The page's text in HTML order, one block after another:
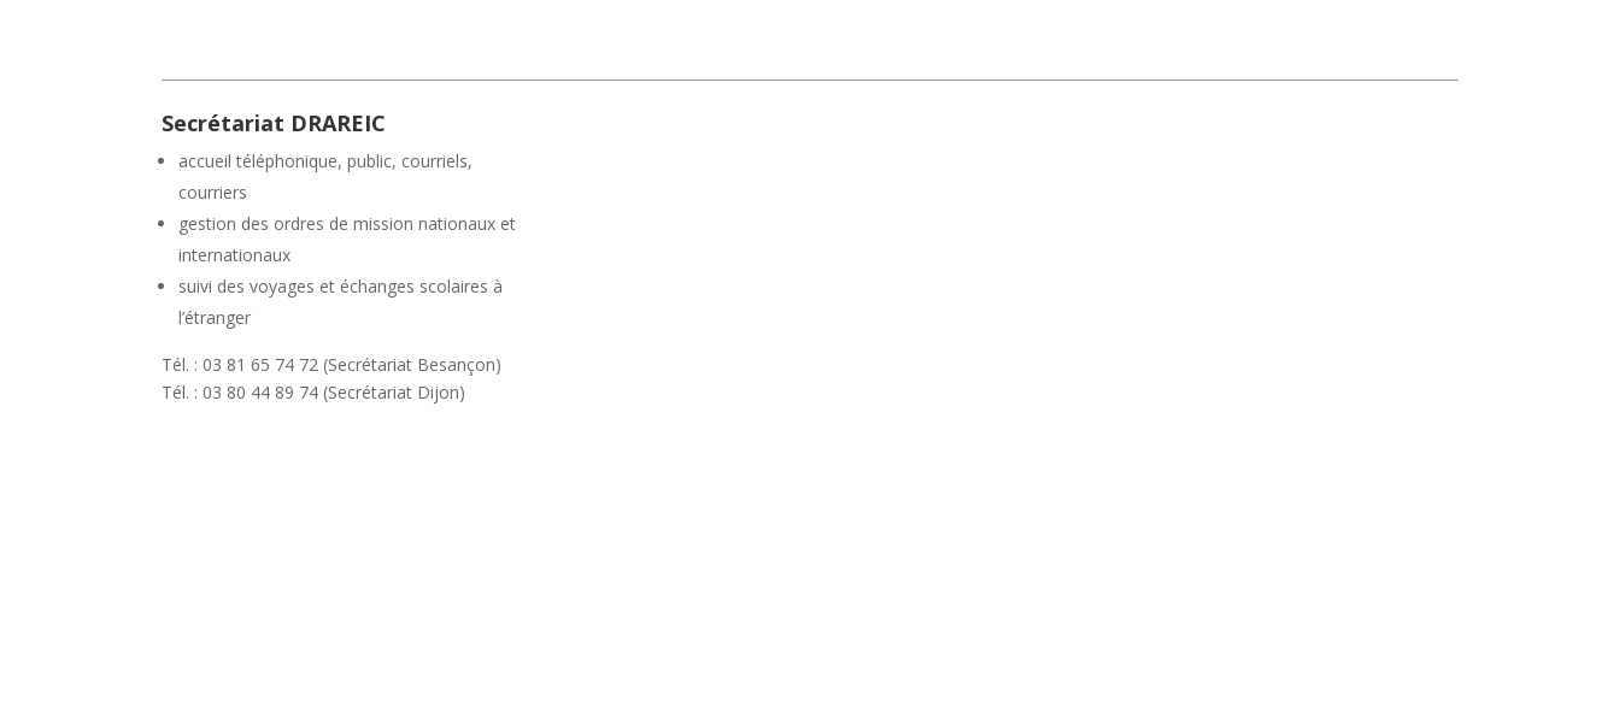
Secrétariat DRAREIC
accueil téléphonique, public, courriels,
courriers
gestion des ordres de mission nationaux et
internationaux
suivi des voyages et échanges scolaires à
l’étranger
Tél. : 03 81 65 74 72 (Secrétariat Besançon)
Tél. : 03 80 44 89 74 (Secrétariat Dijon)